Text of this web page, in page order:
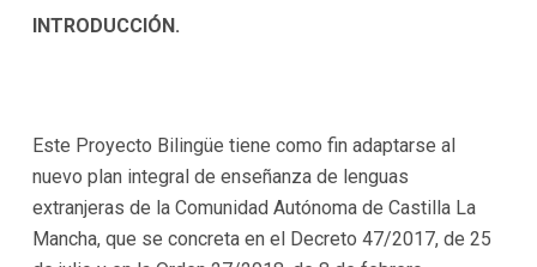
INTRODUCCIÓN.
Este Proyecto Bilingüe tiene como fin adaptarse al
nuevo plan integral de enseñanza de lenguas
extranjeras de la Comunidad Autónoma de Castilla La
Mancha, que se concreta en el Decreto 47/2017, de 25